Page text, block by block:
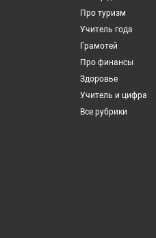
Про туризм
Учитель года
Грамотей
Про финансы
Здоровье
Учитель и цифра
Все рубрики